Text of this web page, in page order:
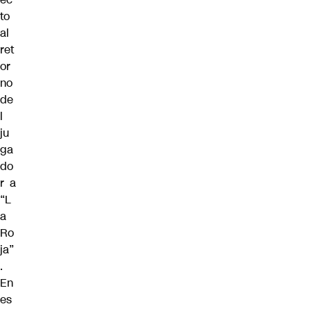
to
al
ret
or
no
de
l
ju
ga
do
r a
“L
a
Ro
ja”
.
En
es